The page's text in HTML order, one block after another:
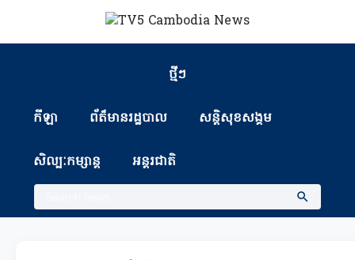
ថ្មីៗ
កីឡា ព័ត៏មានរដ្ឋបាល សន្តិសុខសង្គម
សិល្បៈកម្សាន្ត អន្តរជាតិ